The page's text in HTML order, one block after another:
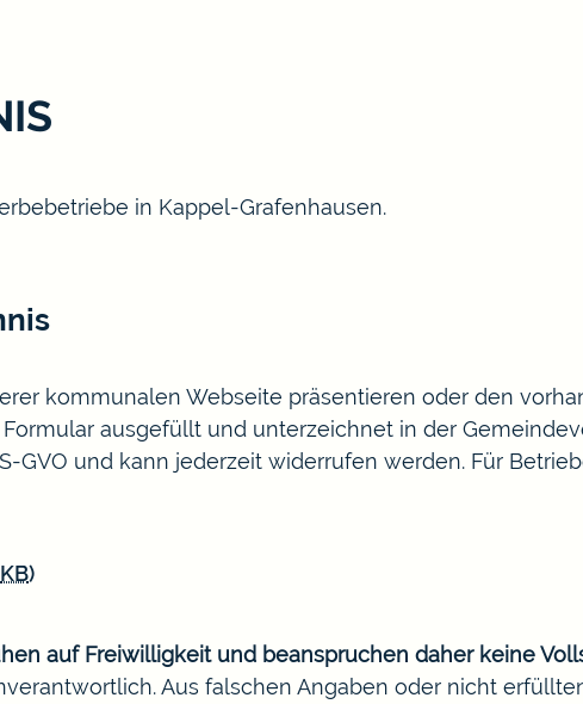
in Kappel-Grafenhausen.
kommunalen Webseite präsentieren oder den
ausgefüllt und unterzeichnet in der
GVO und kann jederzeit widerrufen werden. Für
KB)
auf Freiwilligkeit und beanspruchen daher keine
Aus falschen Angaben oder nicht